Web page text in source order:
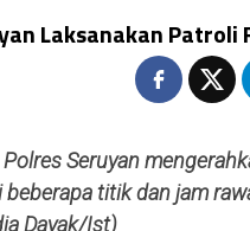
Laksanakan Patroli
Seruyan
titik dan jam
Dayak/Ist)